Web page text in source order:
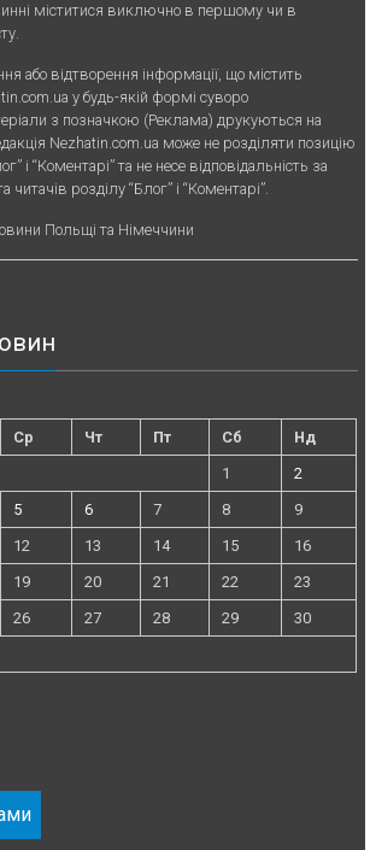
міститися виключно в першому чи в
або вiдтворення iнформацiї, що мiстить
у будь-якiй формi суворо
з позначкою (Реклама) друкуються на
Nezhatin.com.ua може не розділяти позицію
і “Коментарі” та не несе відповідальність за
читачів розділу “Блог” і “Коментарі”.
Польщі та Німеччини
Ср Чт Пт Сб
Нд
1
2
5 6 7 8
9
12 13 14 15
16
19 20 21 22
23
26 27 28 29
30